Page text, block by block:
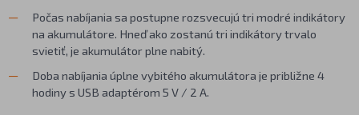
Počas nabíjania sa postupne rozsvecujú tri modré indikátory
na akumulátore. Hneď ako zostanú tri indikátory trvalo
svietiť, je akumulátor plne nabitý.
Doba nabíjania úplne vybitého akumulátora je približne 4
hodiny s USB adaptérom 5 V / 2 A.